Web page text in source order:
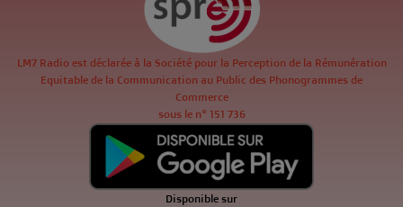
LM7 Radio est déclarée à la Société pour la Perception de la Rémunération
Equitable de la Communication au Public des Phonogrammes de
Commerce
sous le n° 151 736
Disponible sur